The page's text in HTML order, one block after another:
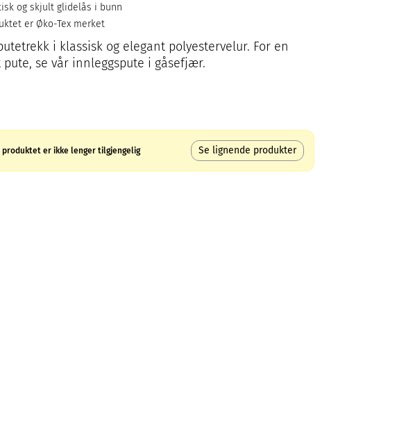
og skjult glidelås i bunn
er Øko-Tex merket
i klassisk og elegant polyestervelur. For en
pute, se vår innleggspute i gåsefjær.
produktet er ikke lenger tilgjengelig Se lignende produkter